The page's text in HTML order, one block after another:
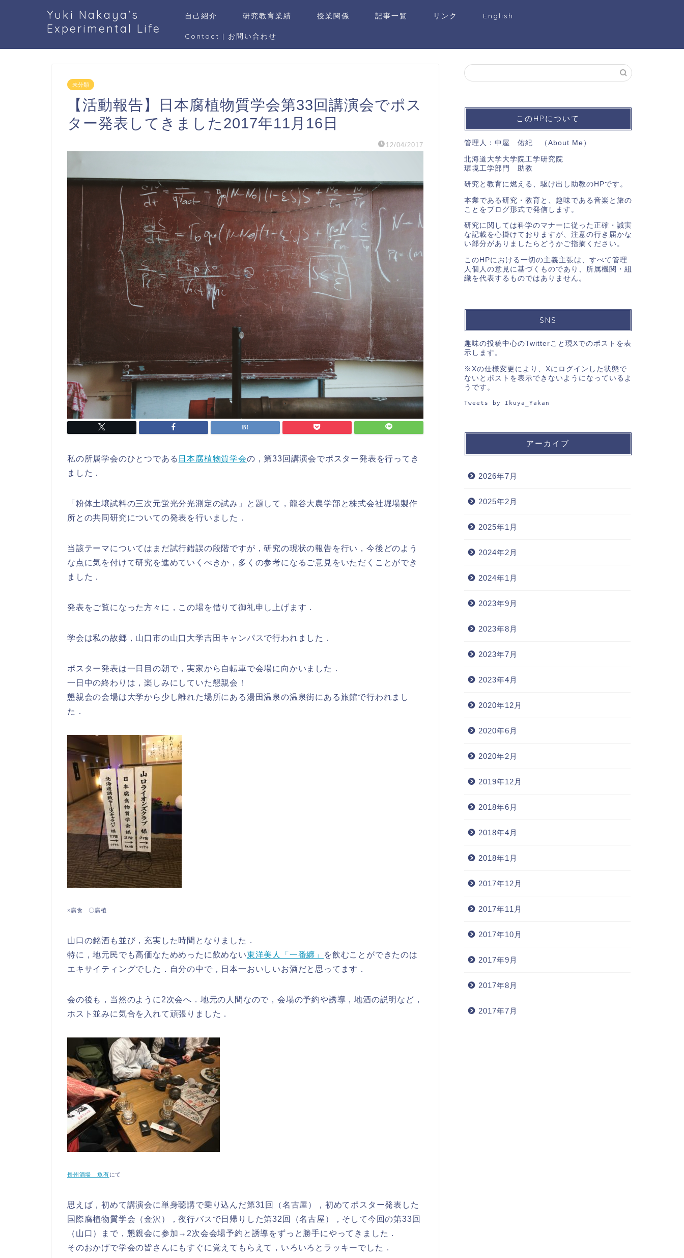
Yuki Nakaya's
Experimental Life
自己紹介 研究教育業績 授業関係 記事一覧 リンク English
Contact | お問い合わせ
未分類
【活動報告】日本腐植物質学会第33回講演会でポス
ター発表してきました2017年11月16日
12/04/2017
私の所属学会のひとつである 日本腐植物質学会の，第33回講演会でポスター発表を行ってき
ました．
「粉体土壌試料の三次元蛍光分光測定の試み」と題して，龍谷大農学部と株式会社堀場製作
所との共同研究についての発表を行いました．
当該テーマについてはまだ試行錯誤の段階ですが，研究の現状の報告を行い，今後どのよう
な点に気を付けて研究を進めていくべきか，多くの参考になるご意見をいただくことができ
ました．
発表をご覧になった方々に，この場を借りて御礼申し上げます．
学会は私の故郷，山口市の山口大学吉田キャンパスで行われました．
ポスター発表は一日目の朝で，実家から自転車で会場に向かいました．
一日中の終わりは，楽しみにしていた懇親会！
懇親会の会場は大学から少し離れた場所にある湯田温泉の温泉街にある旅館で行われまし
た．
×腐食 〇腐植
山口の銘酒も並び，充実した時間となりました．
特に，地元民でも高価なためめったに飲めない東洋美人「一番纏」
を飲むことができたのは
エキサイティングでした．自分の中で，日本一おいしいお酒だと思ってます．
会の後も，当然のように2次会へ．地元の人間なので，会場の予約や誘導，地酒の説明など，
ホスト並みに気合を入れて頑張りました．
長州酒場 魚有にて
思えば，初めて講演会に単身聴講で乗り込んだ第31回（名古屋），初めてポスター発表した
国際腐植物質学会（金沢），夜行バスで日帰りした第32回（名古屋），そして今回の第33回
（山口）まで，懇親会に参加→2次会会場予約と誘導をずっと勝手にやってきました．
そのおかげで学会の皆さんにもすぐに覚えてもらえて，いろいろとラッキーでした．
このHPについて
管理人：中屋 佑紀 （ About Me ）
北海道大学大学院工学研究院
環境工学部門 助教
研究と教育に燃える、駆け出し助教のHPです。
本業である研究・教育と、趣味である音楽と旅の
ことをブログ形式で発信します。
研究に関しては科学のマナーに従った正確・誠実
な記載を心掛けておりますが、注意の行き届かな
い部分がありましたらどうかご指摘ください。
このHPにおける一切の主義主張は、すべて管理
人個人の意見に基づくものであり、所属機関・組
織を代表するものではありません。
SNS
趣味の投稿中心のTwitterこと現Xでのポストを表
示します。
※Xの仕様変更により、Xにログインした状態で
ないとポストを表示できないようになっているよ
うです。
Tweets by Ikuya_Yakan
アーカイブ
2026年7月
2025年2月
2025年1月
2024年2月
2024年1月
2023年9月
2023年8月
2023年7月
2023年4月
2020年12月
2020年6月
2020年2月
2019年12月
2018年6月
2018年4月
2018年1月
2017年12月
2017年11月
2017年10月
2017年9月
2017年8月
2017年7月